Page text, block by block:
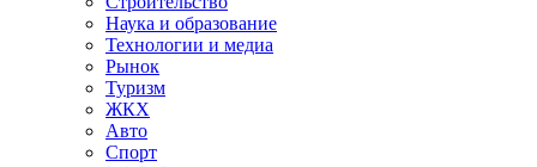
Наука и образование
Технологии и медиа
Рынок
Туризм
ЖКХ
Авто
Спорт